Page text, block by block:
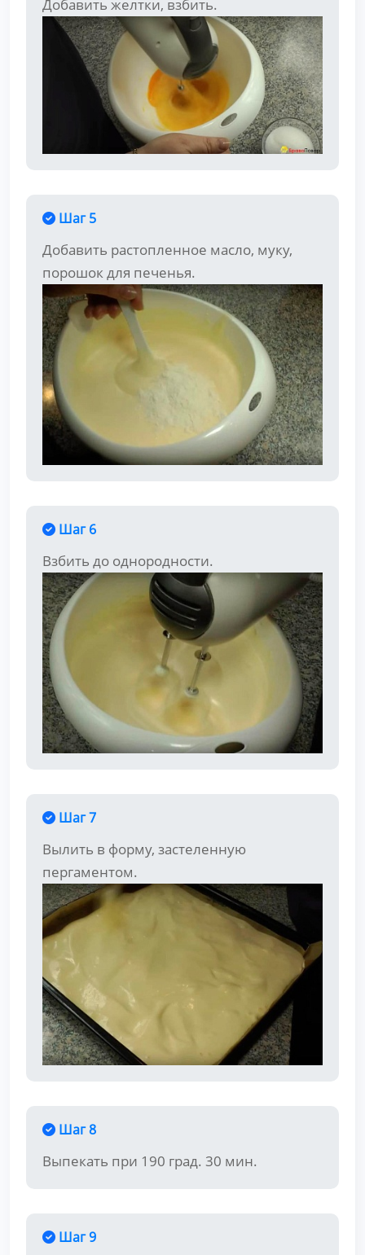
Добавить желтки, взбить.
Шаг 5
Добавить растопленное масло, муку,
порошок для печенья.
Шаг 6
Взбить до однородности.
Шаг 7
Вылить в форму, застеленную
пергаментом.
Шаг 8
Выпекать при 190 град. 30 мин.
Шаг 9